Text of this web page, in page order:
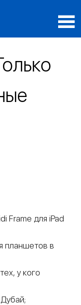
Frame для iPad
планшетов в
у кого